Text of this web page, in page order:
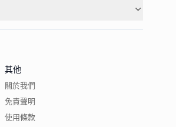
其他
關於我們
免責聲明
使用條款